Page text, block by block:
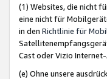
(1) Websites, die nicht
eine nicht für
in den Richtlinie für
Cast oder Vizio
(e) Ohne unsere